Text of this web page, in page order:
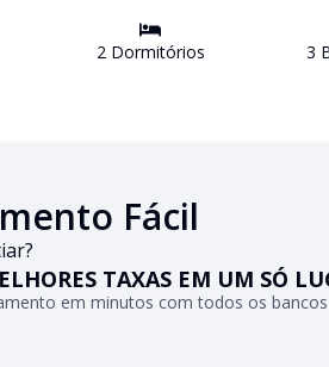
2Dormitórios 3
Fácil
TAXAS EM UM SÓ
em minutos com todos os